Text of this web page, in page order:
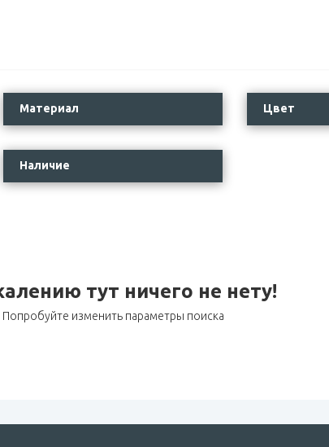
Материал Цвет
Наличие
тут ничего не нету!
Попробуйте изменить параметры поиска